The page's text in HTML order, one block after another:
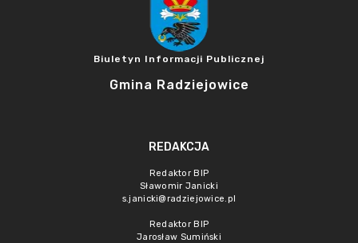
Biuletyn Informacji Publicznej
Gmina Radziejowice
REDAKCJA
Redaktor BIP
Sławomir Janicki
s.janicki@radziejowice.pl
Redaktor BIP
Jarosław Sumiński